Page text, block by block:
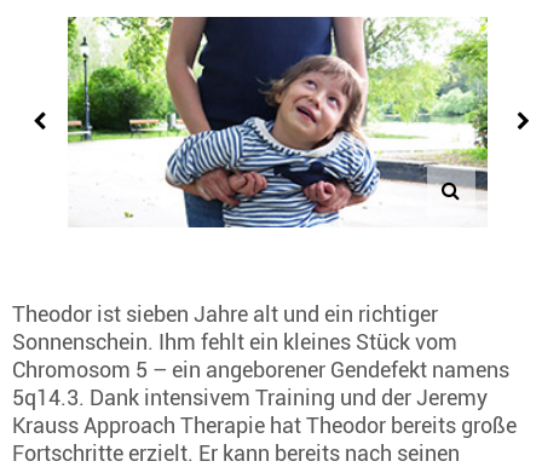
Theodor ist sieben Jahre alt und ein richtiger
Sonnenschein. Ihm fehlt ein kleines Stück vom
Chromosom 5 – ein angeborener Gendefekt namens
5q14.3. Dank intensivem Training und der Jeremy
Krauss Approach Therapie hat Theodor bereits große
Fortschritte erzielt. Er kann bereits nach seinen